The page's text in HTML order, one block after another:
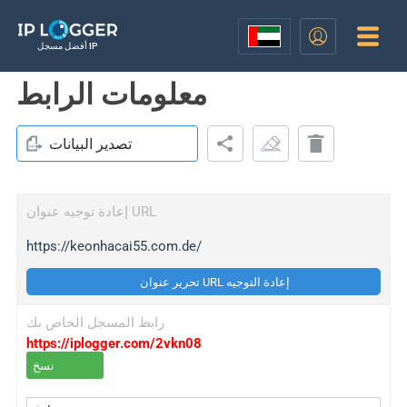
أفضل مسجل IP
معلومات الرابط
تصدير البيانات
إعادة توجيه عنوان URL
https://keonhacai55.com.de/
تحرير عنوان URL إعادة التوجيه
رابط المسجل الخاص بك
https://iplogger.com/2vkn08
نسخ